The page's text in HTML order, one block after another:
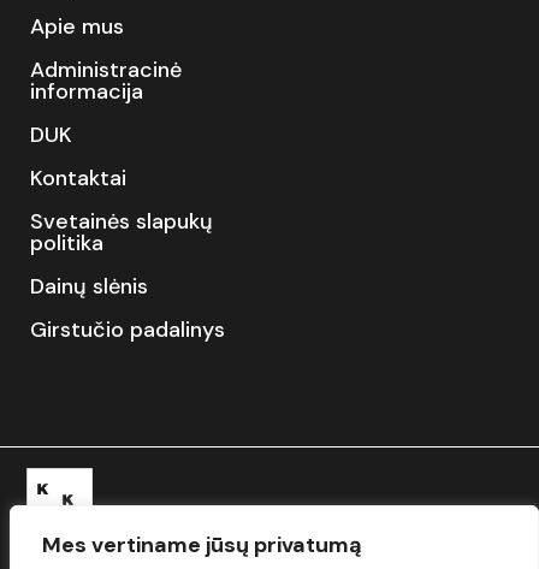
Mes vertiname jūsų privatumą
Apie mus
Administracinė
informacija
DUK
Kontaktai
Svetainės slapukų
politika
Dainų slėnis
Girstučio padalinys